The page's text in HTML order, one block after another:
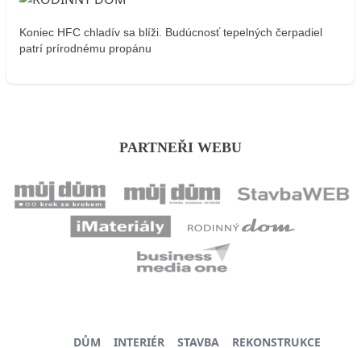
Koniec HFC chladív sa blíži. Budúcnosť tepelných čerpadiel
patrí prírodnému propánu
PARTNEŘI WEBU
DŮM INTERIÉR STAVBA
REKONSTRUKCE